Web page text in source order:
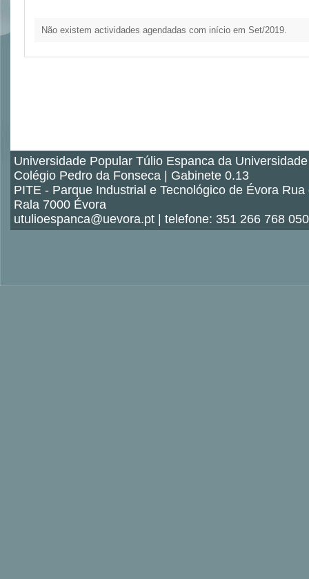
Não existem actividades agendadas com início em Set/2019.
Universidade Popular Túlio Espanca da
Colégio Pedro da Fonseca | Gabinete 0.13
PITE - Parque Industrial e Tecnológico de Évora Rua
Rala 7000 Évora
utulioespanca@uevora.pt | telefone: 351 266 768 050